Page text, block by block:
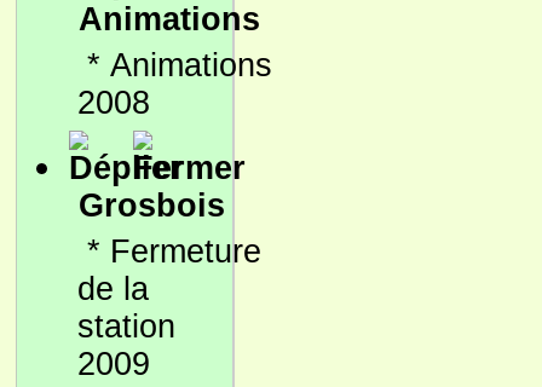
Animations
* Animations
2008
Grosbois
* Fermeture
de la
station
2009